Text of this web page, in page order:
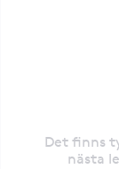
Det finns
nästa